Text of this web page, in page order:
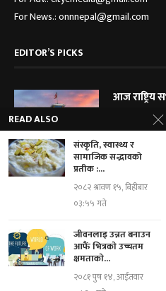
For News.: onnnepal@gmail.com
EDITOR’S PICKS
आज
२०८३ श्रावण
विराटनगरका
प्रहरी
२०८३ श्रावण
आज
कार्यसूची
READ ALSO
संस्कृति, स्वास्थ्य र
सामाजिक सद्भावको
प्रतीक :...
२०८२ श्रावण १५, बिहीबार
०३:५५ गते
जीवनलाइ उन्नत बनाउन
आफैं भित्रकाे उच्चतम
क्षमताकाे...
२०८१ पुष १४, आईतवार